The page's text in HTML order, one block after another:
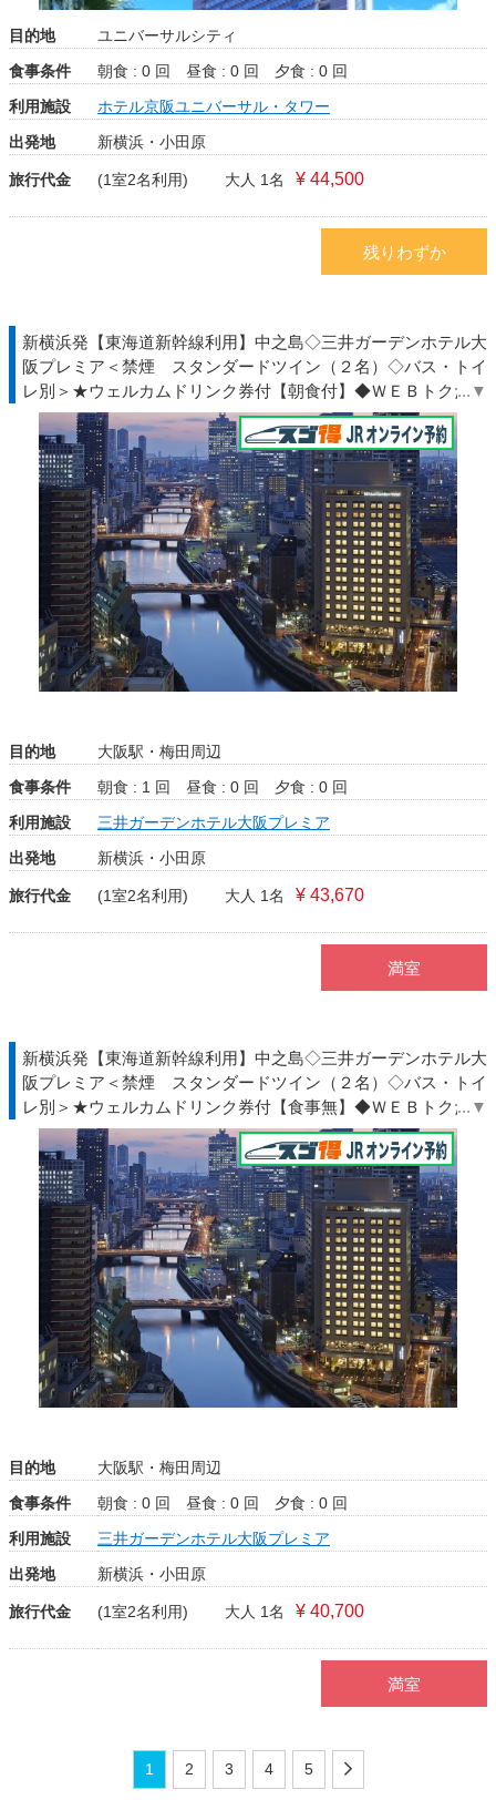
目的地
ユニバーサルシティ
食事条件
朝食 : 0 回 昼食 : 0 回
夕食 : 0 回
利用施設
ホテル京阪ユニバーサル・タワー
出発地
新横浜・小田原
旅行代金 (1室2名利用) 大人 1名 ¥ 44,500
残りわずか
新横浜発【東海道新幹線利用】中之島◇三井ガーデンホテル大
阪プレミア＜禁煙 スタンダードツイン（２名）◇バス・トイ
レ別＞★ウェルカムドリンク券付【朝食付】◆ＷＥＢトクだ値
◇ＪＲ駅受取
目的地
大阪駅・梅田周辺
食事条件
朝食 : 1 回 昼食 : 0 回
夕食 : 0 回
利用施設
三井ガーデンホテル大阪プレミア
出発地
新横浜・小田原
旅行代金 (1室2名利用) 大人 1名 ¥ 43,670
満室
新横浜発【東海道新幹線利用】中之島◇三井ガーデンホテル大
阪プレミア＜禁煙 スタンダードツイン（２名）◇バス・トイ
レ別＞★ウェルカムドリンク券付【食事無】◆ＷＥＢトクだ値
◇ＪＲ駅受取
目的地
大阪駅・梅田周辺
食事条件
朝食 : 0 回 昼食 : 0 回
夕食 : 0 回
利用施設
三井ガーデンホテル大阪プレミア
出発地
新横浜・小田原
旅行代金 (1室2名利用) 大人 1名 ¥ 40,700
満室
1 2 3 4 5